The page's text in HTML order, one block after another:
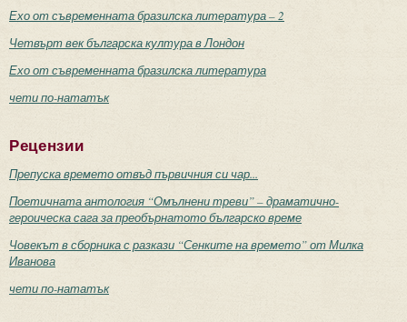
Ехо от съвременната бразилска литература – 2
Четвърт век българска култура в Лондон
Ехо от съвременната бразилска литература
чети по-нататък
Рецензии
Препуска времето отвъд първичния си чар...
Поетичната антология “Омълнени треви” – драматично-
героическа сага за преобърнатото българско време
Човекът в сборника с разкази “Сенките на времето” от Милка
Иванова
чети по-нататък